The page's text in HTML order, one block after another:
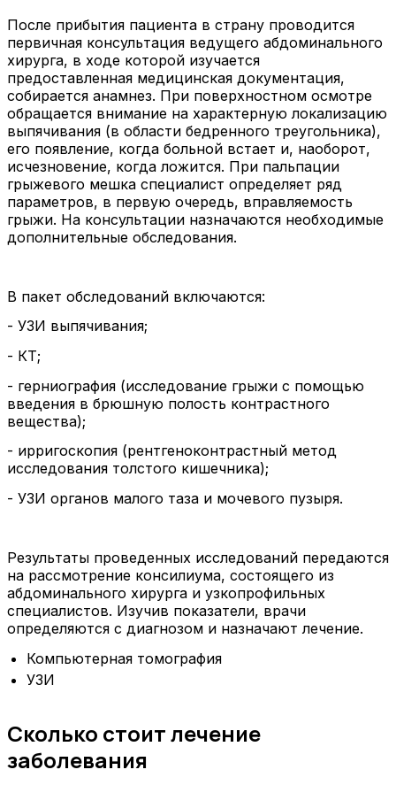
После прибытия пациента в страну проводится
первичная консультация ведущего абдоминального
хирурга, в ходе которой изучается
предоставленная медицинская документация,
собирается анамнез. При поверхностном осмотре
обращается внимание на характерную локализацию
выпячивания (в области бедренного треугольника),
его появление, когда больной встает и, наоборот,
исчезновение, когда ложится. При пальпации
грыжевого мешка специалист определяет ряд
параметров, в первую очередь, вправляемость
грыжи. На консультации назначаются необходимые
дополнительные обследования.
В пакет обследований включаются:
- УЗИ выпячивания;
- КТ;
- герниография (исследование грыжи с помощью
введения в брюшную полость контрастного
вещества);
- ирригоскопия (рентгеноконтрастный метод
исследования толстого кишечника);
- УЗИ органов малого таза и мочевого пузыря.
Результаты проведенных исследований передаются
на рассмотрение консилиума, состоящего из
абдоминального хирурга и узкопрофильных
специалистов. Изучив показатели, врачи
определяются с диагнозом и назначают лечение.
Компьютерная томография
УЗИ
Сколько стоит лечение
заболевания